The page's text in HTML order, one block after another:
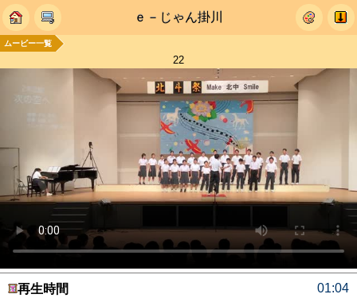
ｅ－じゃん掛川
ムービー一覧
22
再生時間 01:04